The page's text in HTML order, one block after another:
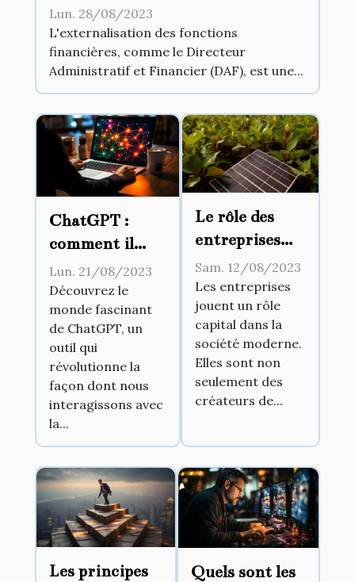
Lun. 28/08/2023
L'externalisation des fonctions
financières, comme le Directeur
Administratif et Financier (DAF), est une...
ChatGPT :
comment il
change la façon
dont nous
communiquons
avec la
technologie
Lun. 21/08/2023
Découvrez le
monde fascinant
de ChatGPT, un
outil qui
révolutionne la
façon dont nous
interagissons avec
la...
Le rôle des
entreprises
dans les
changements
sociétaux
Sam. 12/08/2023
Les entreprises
jouent un rôle
capital dans la
société moderne.
Elles sont non
seulement des
créateurs de...
Les principes
Quels sont les